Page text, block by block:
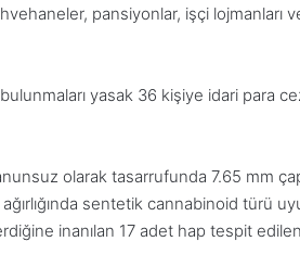
pansiyonlar, işçi lojmanları
yasak 36 kişiye idari para
olarak tasarrufunda 7.65 mm
sentetik cannabinoid türü
inanılan 17 adet hap tespit